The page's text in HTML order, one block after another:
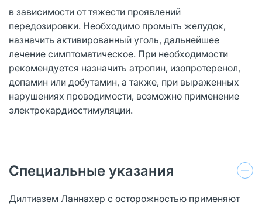
в зависимости от тяжести проявлений
передозировки. Необходимо промыть желудок,
назначить активированный уголь, дальнейшее
лечение симптоматическое. При необходимости
рекомендуется назначить атропин, изопротеренол,
допамин или добутамин, а также, при выраженных
нарушениях проводимости, возможно применение
электрокардиостимуляции.
Специальные указания
Дилтиазем Ланнахер с осторожностью применяют